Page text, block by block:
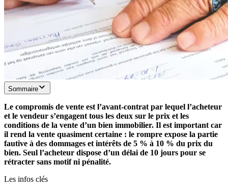
Sommaire
Le compromis de vente est l’avant-contrat par lequel l’acheteur
et le vendeur s’engagent tous les deux sur le prix et les
conditions de la vente d’un bien immobilier. Il est important car
il rend la vente quasiment certaine : le rompre expose la partie
fautive à des dommages et intérêts de 5 % à 10 % du prix du
bien. Seul l’acheteur dispose d’un délai de 10 jours pour se
rétracter sans motif ni pénalité.
Les infos clés